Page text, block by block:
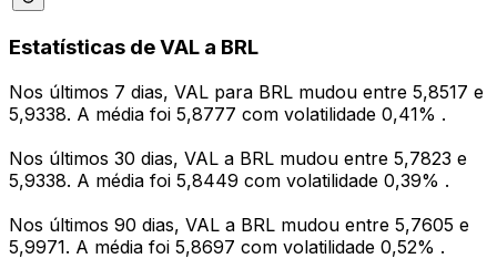
Estatísticas de VAL a BRL
Nos últimos 7 dias, VAL para BRL mudou entre 5,8517 e
5,9338. A média foi 5,8777 com volatilidade 0,41% .
Nos últimos 30 dias, VAL a BRL mudou entre 5,7823 e
5,9338. A média foi 5,8449 com volatilidade 0,39% .
Nos últimos 90 dias, VAL a BRL mudou entre 5,7605 e
5,9971. A média foi 5,8697 com volatilidade 0,52% .